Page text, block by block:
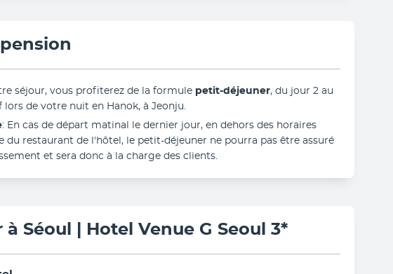
séjour, vous profiterez de la formule petit-déjeuner, du jour 2 au
lors de votre nuit en Hanok, à Jeonju.
: En cas de départ matinal le dernier jour, en dehors des horaires
du restaurant de l'hôtel, le petit-déjeuner ne pourra pas être assuré
et sera donc à la charge des clients.
à Séoul | Hotel Venue G Seoul 3*